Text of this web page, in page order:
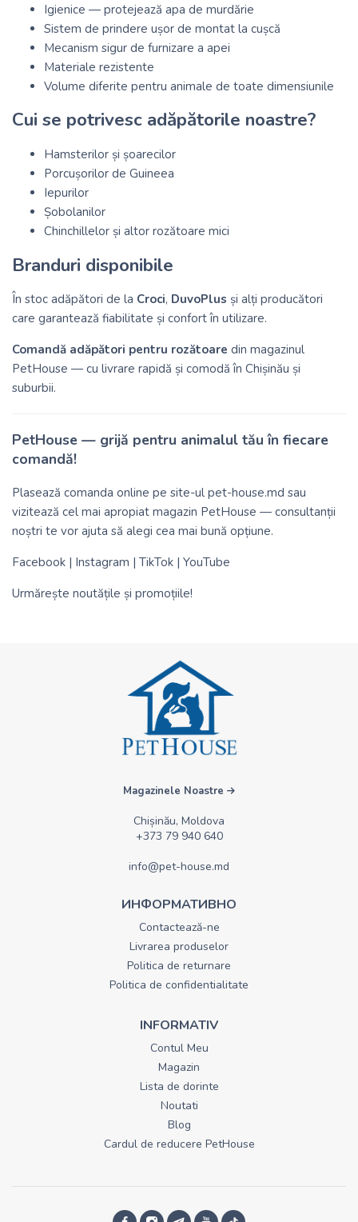
Igienice — protejează apa de murdărie
Sistem de prindere ușor de montat la cușcă
Mecanism sigur de furnizare a apei
Materiale rezistente
Volume diferite pentru animale de toate dimensiunile
Cui se potrivesc adăpătorile noastre?
Hamsterilor și șoarecilor
Porcușorilor de Guineea
Iepurilor
Șobolanilor
Chinchillelor și altor rozătoare mici
Branduri disponibile
În stoc adăpători de la Croci, DuvoPlus și alți producători
care garantează fiabilitate și confort în utilizare.
Comandă adăpători pentru rozătoare din magazinul
PetHouse — cu livrare rapidă și comodă în Chișinău și
suburbii.
PetHouse — grijă pentru animalul tău în fiecare
comandă!
Plasează comanda online pe site-ul pet-house.md sau
vizitează cel mai apropiat magazin PetHouse — consultanții
noștri te vor ajuta să alegi cea mai bună opțiune.
Facebook | Instagram | TikTok | YouTube
Urmărește noutățile și promoțiile!
Magazinele Noastre
Chișinău, Moldova
+373 79 940 640
info@pet-house.md
ИНФОРМАТИВНО
Contactează-ne
Livrarea produselor
Politica de returnare
Politica de confidentialitate
INFORMATIV
Contul Meu
Magazin
Lista de dorinte
Noutati
Blog
Cardul de reducere PetHouse